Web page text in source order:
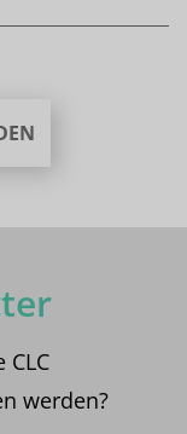
werden?